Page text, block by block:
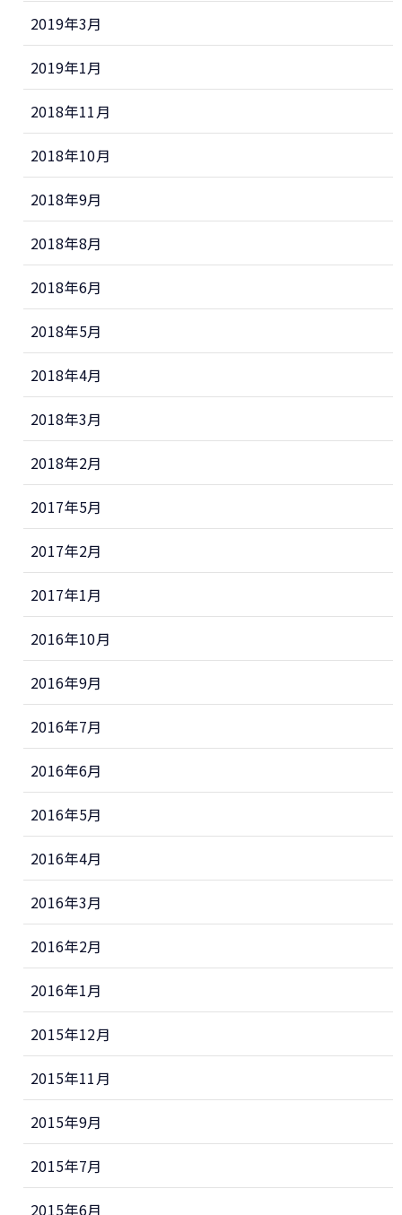
2019年3月
2019年1月
2018年11月
2018年10月
2018年9月
2018年8月
2018年6月
2018年5月
2018年4月
2018年3月
2018年2月
2017年5月
2017年2月
2017年1月
2016年10月
2016年9月
2016年7月
2016年6月
2016年5月
2016年4月
2016年3月
2016年2月
2016年1月
2015年12月
2015年11月
2015年9月
2015年7月
2015年6月